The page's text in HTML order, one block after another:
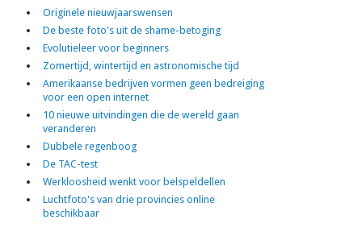
Originele nieuwjaarswensen
De beste foto's uit de shame-betoging
Evolutieleer voor beginners
Zomertijd, wintertijd en astronomische tijd
Amerikaanse bedrijven vormen geen bedreiging
voor een open internet
10 nieuwe uitvindingen die de wereld gaan
veranderen
Dubbele regenboog
De TAC-test
Werkloosheid wenkt voor belspeldellen
Luchtfoto's van drie provincies online
beschikbaar